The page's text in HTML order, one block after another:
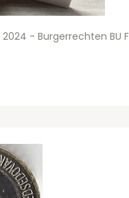
- Burgerrechten BU